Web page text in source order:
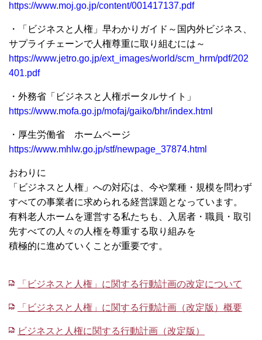
https://www.moj.go.jp/content/001417137.pdf
・「ビジネスと人権」早わかりガイド～国内外ビジネス、
サプライチェーンで人権尊重に取り組むには～
https://www.jetro.go.jp/ext_images/world/scm_hrm/pdf/202
401.pdf
・外務省「ビジネスと人権ポータルサイト」
https://www.mofa.go.jp/mofaj/gaiko/bhr/index.html
・厚生労働省 ホームページ
https://www.mhlw.go.jp/stf/newpage_37874.html
おわりに
「ビジネスと人権」への対応は、今や業種・規模を問わず
すべての事業者に求められる経営課題となっています。
有料老人ホームを運営する私たちも、入居者・職員・取引
先すべての人々の人権を尊重する取り組みを
積極的に進めていくことが重要です。
「ビジネスと人権」に関する行動計画の改定について
「ビジネスと人権」に関する行動計画（改定版）概要
ビジネスと人権に関する行動計画（改定版）